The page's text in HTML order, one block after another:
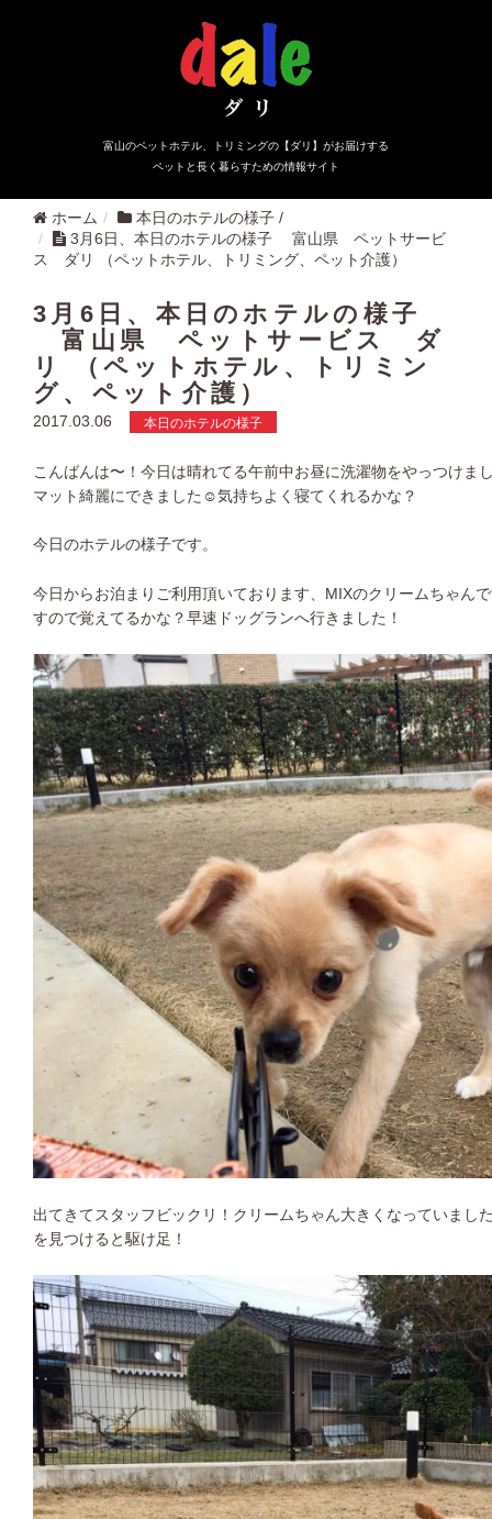
富山のペットホテル、トリミングの【ダリ】がお届けする
ペットと長く暮らすための情報サイト
ホーム 本日のホテルの様子 /
3月6日、本日のホテルの様子 富山県 ペットサービ
ス ダリ （ペットホテル、トリミング、ペット介護）
3月6日、本日のホテルの様子
富山県 ペットサービス ダ
リ （ペットホテル、トリミン
グ、ペット介護）
2017.03.06 本日のホテルの様子
こんばんは〜！今日は晴れてる午前中お昼に洗濯物をやっつけま
マット綺麗にできました☺︎気持ちよく寝てくれるかな？
今日のホテルの様子です。
今日からお泊まりご利用頂いております、MIXのクリームちゃん
すので覚えてるかな？早速ドッグランへ行きました！
出てきてスタッフビックリ！クリームちゃん大きくなっていまし
を見つけると駆け足！